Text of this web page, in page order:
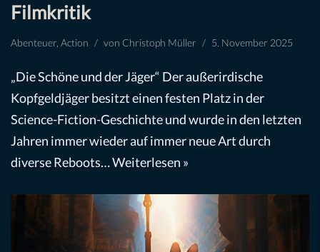
Filmkritik
Abenteuer, Action von Christoph Müller 5. November 2025
„Die Schöne und der Jäger“ Der außerirdische
Kopfgeldjäger besitzt einen festen Platz in der
Science-Fiction-Geschichte und wurde in den letzten
Jahren immer wieder auf immer neue Art durch
diverse Reboots…Weiterlesen »